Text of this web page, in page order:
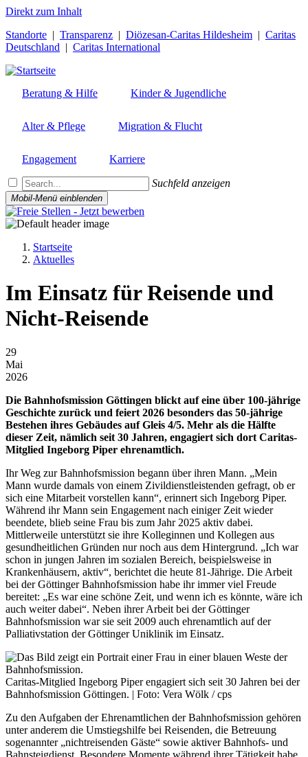
Direkt zum Inhalt
Standorte | Transparenz | Diözesan-Caritas Hildesheim | Caritas
Deutschland | Caritas International
Beratung & Hilfe Kinder & Jugendliche
Alter & Pflege Migration & Flucht
Engagement Karriere
Suchfeld anzeigen
Mobil-Menü einblenden
Pfadnavigation
Startseite
Aktuelles
Im Einsatz für Reisende und
Nicht-Reisende
29
Mai
2026
Die Bahnhofsmission Göttingen blickt auf eine über 100-jährige
Geschichte zurück und feiert 2026 besonders das 50-jährige
Bestehen ihres Gebäudes auf Gleis 4/5. Mehr als die Hälfte
dieser Zeit, nämlich seit 30 Jahren, engagiert sich dort Caritas-
Mitglied Ingeborg Piper ehrenamtlich.
Ihr Weg zur Bahnhofsmission begann über ihren Mann. „Mein
Mann wurde damals von einem Zivildienstleistenden gefragt, ob er
sich eine Mitarbeit vorstellen kann“, erinnert sich Ingeborg Piper.
Während ihr Mann sein Engagement nach einiger Zeit wieder
beendete, blieb seine Frau bis zum Jahr 2025 aktiv dabei.
Mittlerweile unterstützt sie ihre Kolleginnen und Kollegen aus
gesundheitlichen Gründen nur noch aus dem Hintergrund. „Ich war
schon in jungen Jahren im sozialen Bereich, beispielsweise in
Krankenhäusern, aktiv“, berichtet die heute 81-Jährige. Die Arbeit
bei der Göttinger Bahnhofsmission habe ihr immer viel Freude
bereitet: „Es war eine schöne Zeit, und wenn ich es könnte, wäre ich
auch weiter dabei“. Neben ihrer Arbeit bei der Göttinger
Bahnhofsmission war sie seit 2009 auch ehrenamtlich auf der
Palliativstation der Göttinger Uniklinik im Einsatz.
Caritas-Mitglied Ingeborg Piper engagiert sich seit 30 Jahren bei der
Bahnhofsmission Göttingen. | Foto: Vera Wölk / cps
Zu den Aufgaben der Ehrenamtlichen der Bahnhofsmission gehören
unter anderem die Umstiegshilfe bei Reisenden, die Betreuung
sogenannter „nichtreisenden Gäste“ sowie aktiver Bahnhofs- und
Bahnsteigdienst. Besondere Momente während ihrer Tätigkeit habe